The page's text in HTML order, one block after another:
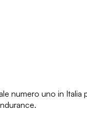
numero uno in Italia